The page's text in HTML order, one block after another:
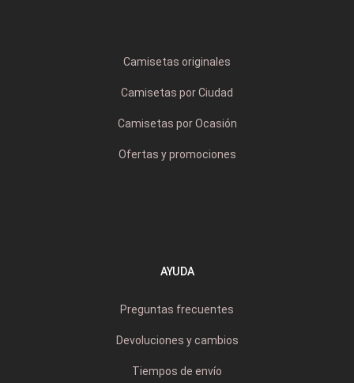
Camisetas originales
Camisetas por Ciudad
Camisetas por Ocasión
Ofertas y promociones
AYUDA
Preguntas frecuentes
Devoluciones y cambios
Tiempos de envío